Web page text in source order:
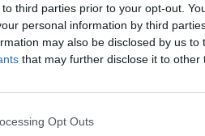
third parties prior to your opt-out.
personal information by third
may also be disclosed by us to
that may further disclose it to other
Opt Outs
Δίπλα του, οι
την ελληνική σκηνή, ενώ